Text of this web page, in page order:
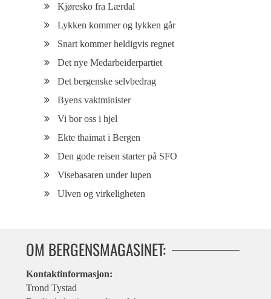
Kjøresko fra Lærdal
Lykken kommer og lykken går
Snart kommer heldigvis regnet
Det nye Medarbeiderpartiet
Det bergenske selvbedrag
Byens vaktminister
Vi bor oss i hjel
Ekte thaimat i Bergen
Den gode reisen starter på SFO
Visebasaren under lupen
Ulven og virkeligheten
OM BERGENSMAGASINET:
Kontaktinformasjon:
Trond Tystad